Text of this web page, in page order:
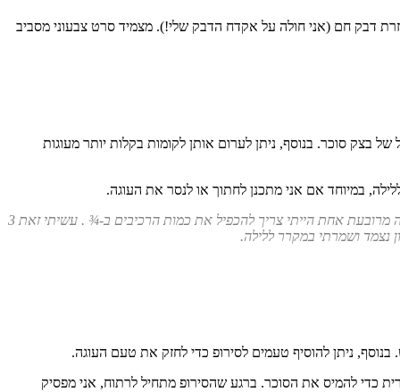
וצורת העוגה. מחבר את החתיכות בעזרת דבק חם (אני חולה על אקדח הדבק שלי!). מצמיד סרט צבעוני מסביב
סוכר. בנוסף, ניתן לערום אותן לקומות בקלות יותר מעוגות
. שיניתי את כמות הרכיבים שיתאימו לתבנית מרובעת בגודל 23X23 ס”מ. כדי לקבל עוגה מרובעת אחת הייתי צריך להכפיל את כמות הרכיבים ב-¾ . עשיתי זאת 3
ניתן להוסיף טעמים לסירופ כדי לחזק את טעם העוגה.
כדי להמיס את הסוכר. ברגע שהסירופ מתחיל לרתוח, אני מפסיק